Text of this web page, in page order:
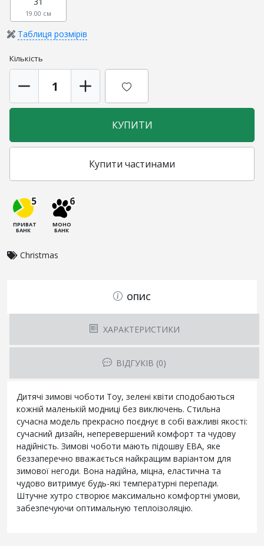
19.00 см
Таблиця розмірів
Кількість
КУПИТИ
Купити частинами
5
ПРИВАТ
БАНК
6
МОНО
БАНК
Christmas
ОПИС
ХАРАКТЕРИСТИКИ
ВІДГУКІВ (0)
Дитячі зимові чоботи Toy, зелені квіти сподобаються
кожній маленькій модниці без виключень. Стильна
сучасна модель прекрасно поєднує в собі важливі якості:
сучасний дизайн, неперевершений комфорт та чудову
надійність. Зимові чоботи мають підошву ЕВА, яке
беззаперечно вважається найкращим варіантом для
зимової негоди. Вона надійна, міцна, еластична та
чудово витримує будь-які температурні перепади.
Штучне хутро створює максимально комфортні умови,
забезпечуючи оптимальную теплоізоляцію.